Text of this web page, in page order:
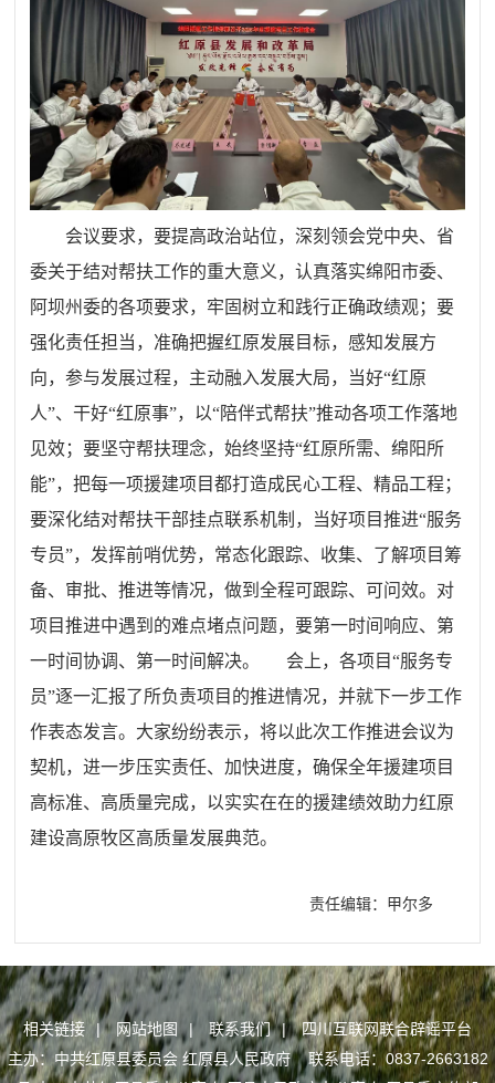
会议要求，要提高政治站位，深刻领会党中央、省
委关于结对帮扶工作的重大意义，认真落实绵阳市委、
阿坝州委的各项要求，牢固树立和践行正确政绩观；要
强化责任担当，准确把握红原发展目标，感知发展方
向，参与发展过程，主动融入发展大局，当好“红原
人”、干好“红原事”，以“陪伴式帮扶”推动各项工作落地
见效；要坚守帮扶理念，始终坚持“红原所需、绵阳所
能”，把每一项援建项目都打造成民心工程、精品工程；
要深化结对帮扶干部挂点联系机制，当好项目推进“服务
专员”，发挥前哨优势，常态化跟踪、收集、了解项目筹
备、审批、推进等情况，做到全程可跟踪、可问效。对
项目推进中遇到的难点堵点问题，要第一时间响应、第
一时间协调、第一时间解决。 会上，各项目“服务专
员”逐一汇报了所负责项目的推进情况，并就下一步工作
作表态发言。大家纷纷表示，将以此次工作推进会议为
契机，进一步压实责任、加快进度，确保全年援建项目
高标准、高质量完成，以实实在在的援建绩效助力红原
建设高原牧区高质量发展典范。
责任编辑：甲尔多
相关链接 | 网站地图 | 联系我们 |
四川互联网联合辟谣平台
主办：中共红原县委员会 红原县人民政府 联系电话：0837-2663182